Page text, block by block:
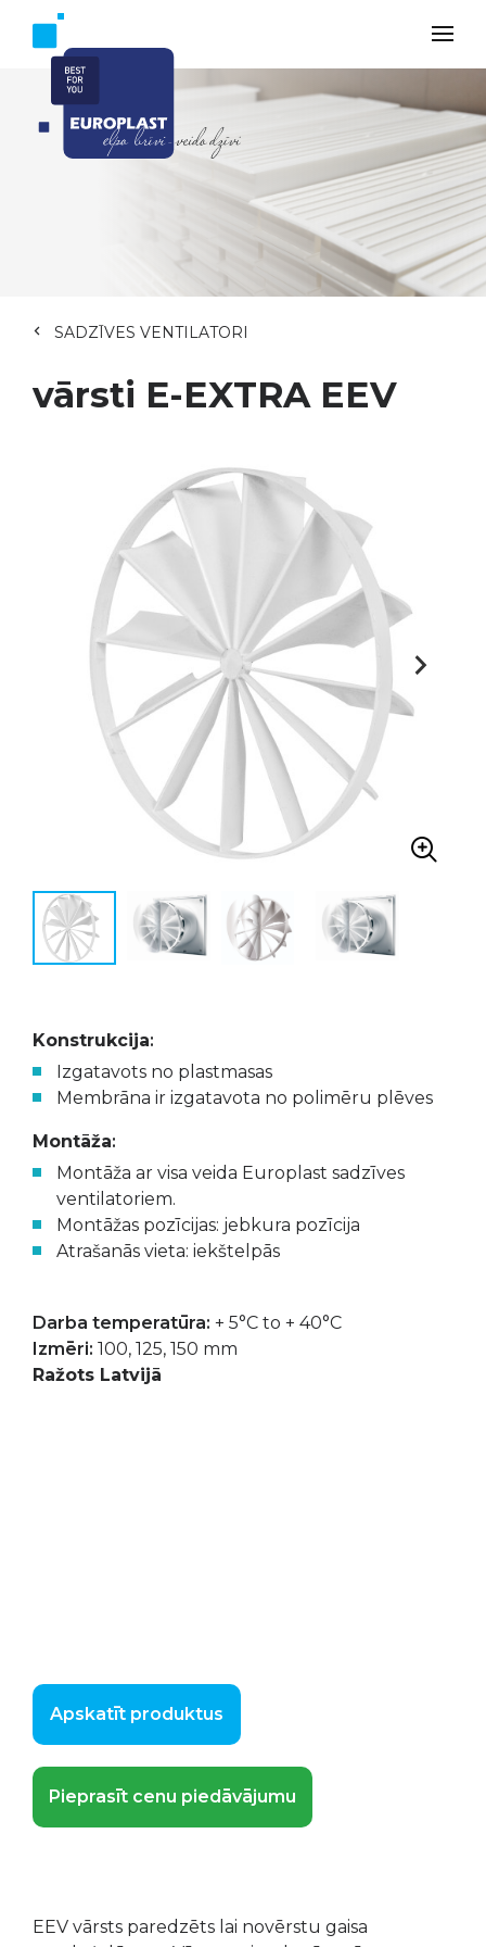
SADZĪVES VENTILATORI
vārsti E-EXTRA EEV
Konstrukcija:
Izgatavots no plastmasas
Membrāna ir izgatavota no polimēru plēves
Montāža:
Montāža ar visa veida Europlast sadzīves
ventilatoriem.
Montāžas pozīcijas: jebkura pozīcija
Atrašanās vieta: iekštelpās
Darba temperatūra: + 5°C to + 40°C
Izmēri: 100, 125, 150 mm
Ražots Latvijā
Apskatīt produktus
Pieprasīt cenu piedāvājumu
EEV vārsts paredzēts lai novērstu gaisa